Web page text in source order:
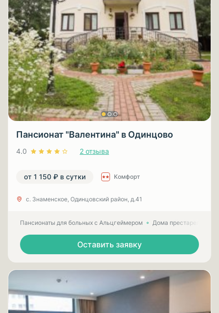
Пансионат "Валентина" в Одинцово
4.0 2 отзыва
от 1 150 ₽ в сутки Комфорт
с. Знаменское, Одинцовский район, д.41
Пансионаты для больных с Альцгеймером Дома престарелых
Оставить заявку